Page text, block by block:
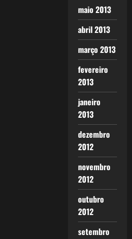
maio 2013
abril 2013
março 2013
fevereiro
2013
janeiro
2013
dezembro
2012
novembro
2012
outubro
2012
setembro